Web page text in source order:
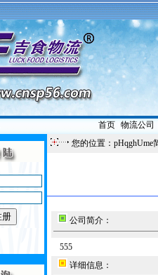
首页| 物流公司
您的位置：pHqghUme
公司简介：
555
详细信息：